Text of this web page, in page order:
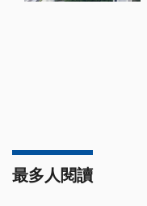
最多人閱讀